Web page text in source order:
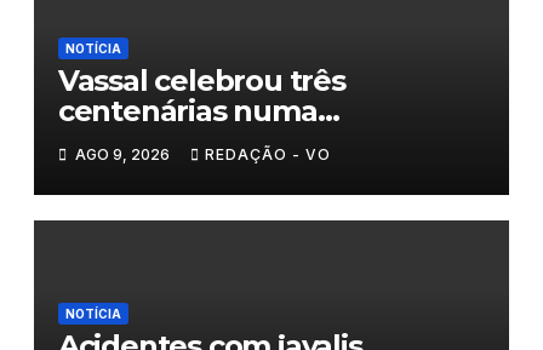
NOTÍCIA
Vassal celebrou três
centenárias numa
homenagem a um século de
histórias
AGO 9, 2026 REDAÇÃO - VO
NOTÍCIA